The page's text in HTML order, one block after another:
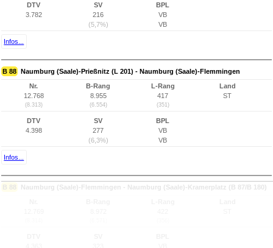
DTV
3.782
SV
216
(5,7%)
BPL
VB
VB
Infos...
B 88 Naumburg (Saale)-Prießnitz (L 201) - Naumburg (Saale)-Flemmingen
Nr.
12.768
(8.313)
B-Rang
8.955
(6.554)
L-Rang
417
(351)
Land
ST
DTV
4.398
SV
277
(6,3%)
BPL
VB
VB
Infos...
B 88 Naumburg (Saale)-Flemmingen - Naumburg (Saale)-Kramerplatz (B 87/B 180)